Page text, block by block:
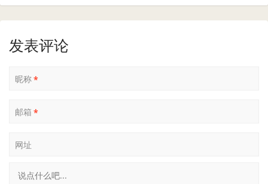
发表评论
昵称*
邮箱 *
网址